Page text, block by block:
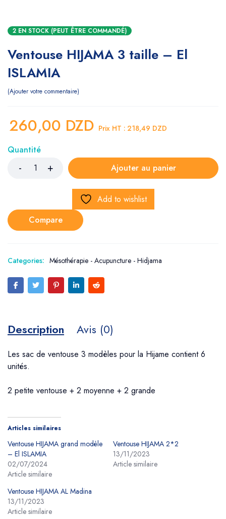
2 EN STOCK (PEUT ÊTRE COMMANDÉ)
Ventouse HIJAMA 3 taille – El
ISLAMIA
Ajouter votre commentaire
260,00 DZD Prix HT : 218,49 DZD
Quantité
Ajouter au panier
Add to wishlist
Compare
Categories: Mésothérapie - Acupuncture - Hidjama
Description Avis (0)
Les sac de ventouse 3 modèles pour la Hijame contient 6
unités.
2 petite ventouse + 2 moyenne + 2 grande
Articles similaires
Ventouse HIJAMA grand modèle
– El ISLAMIA
02/07/2024
Article similaire
Ventouse HIJAMA 2*2
13/11/2023
Article similaire
Ventouse HIJAMA AL Madina
13/11/2023
Article similaire